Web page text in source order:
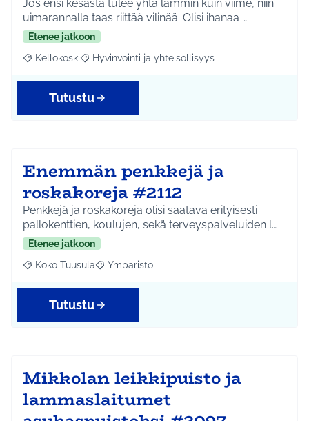
Jos ensi kesästä tulee yhtä lämmin kuin viime, niin
uimarannalla taas riittää vilinää. Olisi ihanaa …
Etenee jatkoon
Rajaa tulokset aihepiirin mukaan: Kellokoski
Kellokoski Rajaa tulokset teeman mukaan: Hyvinvointi ja
Hyvinvointi ja yhteisöllisyys
Tutustu
Enemmän penkkejä ja
roskakoreja #2112
Penkkejä ja roskakoreja olisi saatava erityisesti
pallokenttien, koulujen, sekä terveyspalveluiden l…
Etenee jatkoon
Rajaa tulokset aihepiirin mukaan: Koko Tuusula
Koko Tuusula Rajaa tulokset teeman mukaan: Ympäristö
Ympäristö
Tutustu
Mikkolan leikkipuisto ja
lammaslaitumet